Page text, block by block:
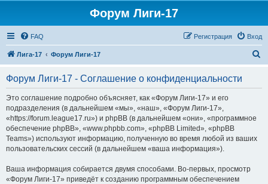
Форум Лиги-17
FAQ Вход
Регистрация
Лига-17 Форум Лиги-17
Форум Лиги-17 - Соглашение о конфиденциальности
Это соглашение подробно объясняет, как «Форум Лиги-17» и его
подразделения (в дальнейшем «мы», «наш», «Форум Лиги-17»,
«https://forum.league17.ru») и phpBB (в дальнейшем «они», «программное
обеспечение phpBB», «www.phpbb.com», «phpBB Limited», «phpBB
Teams») используют информацию, полученную во время любой из ваших
пользовательских сессий (в дальнейшем «ваша информация»).
Ваша информация собирается двумя способами. Во-первых, просмотр
«Форум Лиги-17» приведёт к созданию программным обеспечением